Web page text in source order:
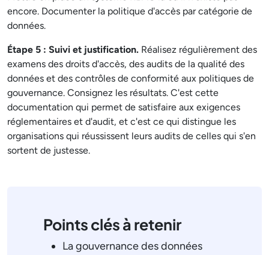
encore. Documenter la politique d'accès par catégorie de
données.
Étape 5 : Suivi et justification. Réalisez régulièrement des
examens des droits d'accès, des audits de la qualité des
données et des contrôles de conformité aux politiques de
gouvernance. Consignez les résultats. C'est cette
documentation qui permet de satisfaire aux exigences
réglementaires et d'audit, et c'est ce qui distingue les
organisations qui réussissent leurs audits de celles qui s'en
sortent de justesse.
Points clés à retenir
La gouvernance des données